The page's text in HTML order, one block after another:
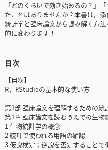
「どのくらいで効き始めるの？」
たことはありませんか？本書は，
統計学と臨床論文から読み解く方
的に変わります！
目次
【目次】
R，RStudioの基本的な使い方
第1部 臨床論文を理解するための統
第1章 臨床論文を読むうえでの生物
1 生物統計学の概念
2 統計で使われる用語の確認
3 仮説検定；逆説を否定することで